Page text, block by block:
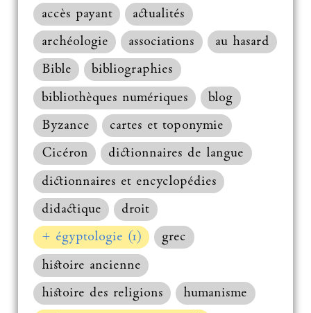
accès payant
actualités
archéologie
associations
au hasard
Bible
bibliographies
bibliothèques numériques
blog
Byzance
cartes et toponymie
Cicéron
dictionnaires de langue
dictionnaires et encyclopédies
didactique
droit
+ égyptologie (1)
grec
histoire ancienne
histoire des religions
humanisme